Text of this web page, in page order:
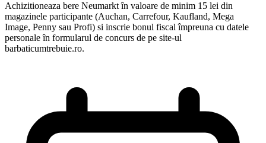
Achizitioneaza bere Neumarkt în valoare de minim 15 lei din
magazinele participante (Auchan, Carrefour, Kaufland, Mega
Image, Penny sau Profi) si inscrie bonul fiscal împreuna cu datele
personale în formularul de concurs de pe site-ul
barbaticumtrebuie.ro.